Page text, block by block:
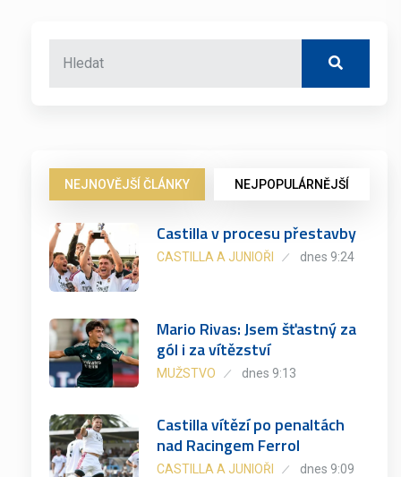
NEJNOVĚJŠÍ ČLÁNKY NEJPOPULÁRNĚJŠÍ
Castilla v procesu přestavby
CASTILLA A JUNIOŘI dnes 9:24
Mario Rivas: Jsem šťastný za
gól i za vítězství
MUŽSTVO dnes 9:13
Castilla vítězí po penaltách
nad Racingem Ferrol
CASTILLA A JUNIOŘI dnes 9:09